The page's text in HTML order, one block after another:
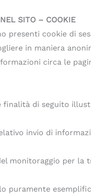
SITO – COOKIE
presenti cookie di
in maniera
circa le
di seguito
invio di
monitoraggio per la
puramente